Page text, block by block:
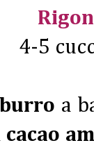
4-5
burro a
cacao